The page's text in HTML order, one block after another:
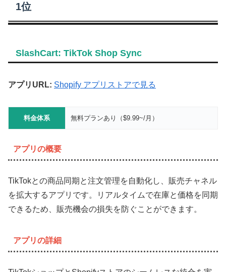
1位
SlashCart: TikTok Shop Sync
アプリURL: Shopify アプリストアで見る
料金体系 無料プランあり（$9.99~/月）
アプリの概要
TikTokとの商品同期と注文管理を自動化し、販売チャネル
を拡大するアプリです。リアルタイムで在庫と価格を同期
できるため、販売機会の損失を防ぐことができます。
アプリの詳細